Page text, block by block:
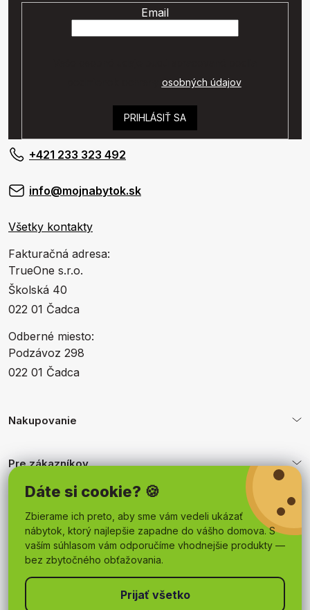
Dáte si cookie? 🍪
Zbierame ich preto, aby sme vám vedeli ukázať
nábytok, ktorý najlepšie zapadne do vášho domova. S
vaším súhlasom vám odporučíme vhodnejšie produkty —
bez zbytočného obťažovania.
Email
osobných údajov.
PRIHLÁSIŤ SA
+421 233 323 492
info@mojnabytok.sk
Všetky kontakty
Fakturačná adresa:
TrueOne s.r.o.
Školská 40
022 01 Čadca
Odberné miesto:
Podzávoz 298
022 01 Čadca
Nakupovanie
Pre zákazníkov